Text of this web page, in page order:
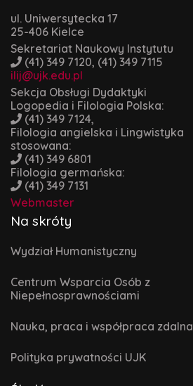
ul. Uniwersytecka 17
25-406 Kielce
Sekretariat Naukowy Instytutu
(41) 349 7120, (41) 349 7115
ilij@ujk.edu.pl
Sekcja Obsługi Dydaktyki
Logopedia i Filologia Polska:
(41) 349 7124,
Filologia angielska i Lingwistyka
stosowana:
(41) 349 6801
Filologia germańska:
(41) 349 7131
Webmaster
Na skróty
Wydział Humanistyczny
Centrum Wsparcia Osób z
Niepełnosprawnościami
Nauka, praca i współpraca zdalna
Polityka prywatności UJK